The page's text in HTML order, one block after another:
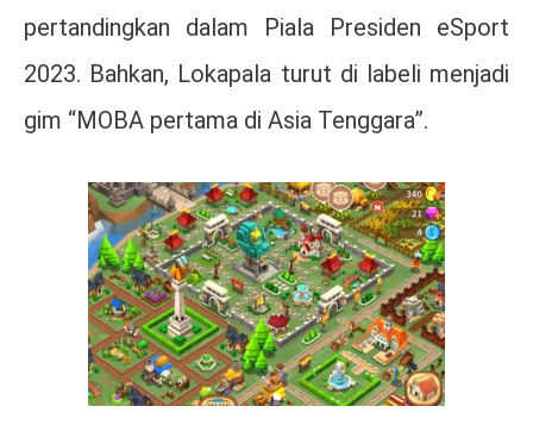
pertandingkan dalam Piala Presiden eSport
2023. Bahkan, Lokapala turut di labeli menjadi
gim “MOBA pertama di Asia Tenggara”.